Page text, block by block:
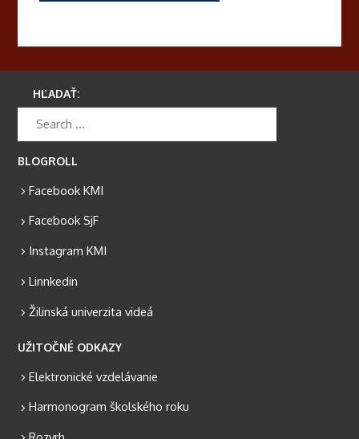
HĽADAŤ:
BLOGROLL
Facebook KMI
Facebook SjF
Instagram KMI
Linnkedin
Žilinská univerzita videá
UŽITOČNÉ ODKAZY
Elektronické vzdelávanie
Harmonogram školského roku